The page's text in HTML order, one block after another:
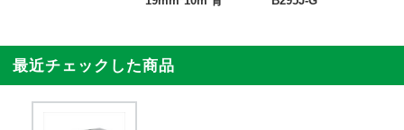
最近チェックした商品